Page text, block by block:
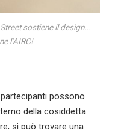
sostiene il design…
l’AIRC!
possono
della cosiddetta
si può trovare una